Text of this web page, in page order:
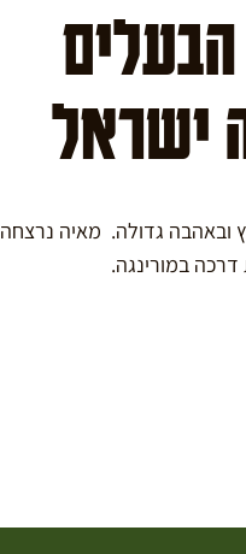
ישראל
ובאהבה גדולה. מאיה נרצחה